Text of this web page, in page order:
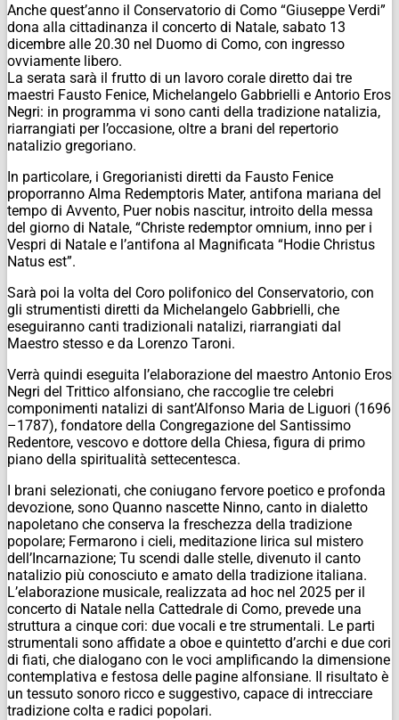
Anche quest’anno il Conservatorio di Como “Giuseppe Verdi”
dona alla cittadinanza il concerto di Natale, sabato 13
dicembre alle 20.30 nel Duomo di Como, con ingresso
ovviamente libero.
La serata sarà il frutto di un lavoro corale diretto dai tre
maestri Fausto Fenice, Michelangelo Gabbrielli e Antorio Eros
Negri: in programma vi sono canti della tradizione natalizia,
riarrangiati per l’occasione, oltre a brani del repertorio
natalizio gregoriano.
In particolare, i Gregorianisti diretti da Fausto Fenice
proporranno Alma Redemptoris Mater, antifona mariana del
tempo di Avvento, Puer nobis nascitur, introito della messa
del giorno di Natale, “Christe redemptor omnium, inno per i
Vespri di Natale e l’antifona al Magnificata “Hodie Christus
Natus est”.
Sarà poi la volta del Coro polifonico del Conservatorio, con
gli strumentisti diretti da Michelangelo Gabbrielli, che
eseguiranno canti tradizionali natalizi, riarrangiati dal
Maestro stesso e da Lorenzo Taroni.
Verrà quindi eseguita l’elaborazione del maestro Antonio Eros
Negri del Trittico alfonsiano, che raccoglie tre celebri
componimenti natalizi di sant’Alfonso Maria de Liguori (1696
–1787), fondatore della Congregazione del Santissimo
Redentore, vescovo e dottore della Chiesa, figura di primo
piano della spiritualità settecentesca.
I brani selezionati, che coniugano fervore poetico e profonda
devozione, sono Quanno nascette Ninno, canto in dialetto
napoletano che conserva la freschezza della tradizione
popolare; Fermarono i cieli, meditazione lirica sul mistero
dell’Incarnazione; Tu scendi dalle stelle, divenuto il canto
natalizio più conosciuto e amato della tradizione italiana.
L’elaborazione musicale, realizzata ad hoc nel 2025 per il
concerto di Natale nella Cattedrale di Como, prevede una
struttura a cinque cori: due vocali e tre strumentali. Le parti
strumentali sono affidate a oboe e quintetto d’archi e due cori
di fiati, che dialogano con le voci amplificando la dimensione
contemplativa e festosa delle pagine alfonsiane. Il risultato è
un tessuto sonoro ricco e suggestivo, capace di intrecciare
tradizione colta e radici popolari.